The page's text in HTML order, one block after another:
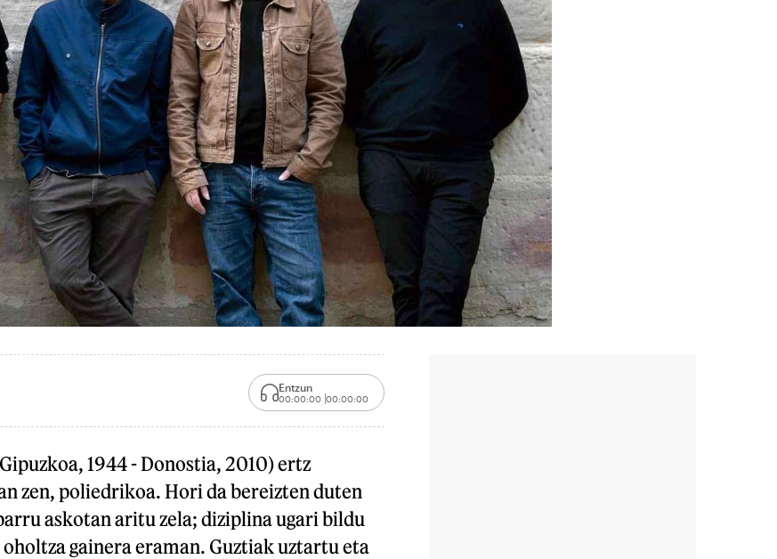
Entzun
00:00:00 00:00:00
1944 - Donostia, 2010) ertz
zen, poliedrikoa. Hori da bereizten duten
askotan aritu zela; diziplina ugari bildu
gainera eraman. Guztiak uztartu eta